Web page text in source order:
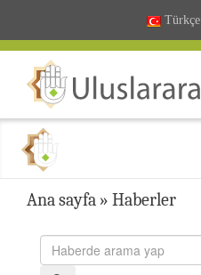
Türkçe
Ana sayfa » Haberler